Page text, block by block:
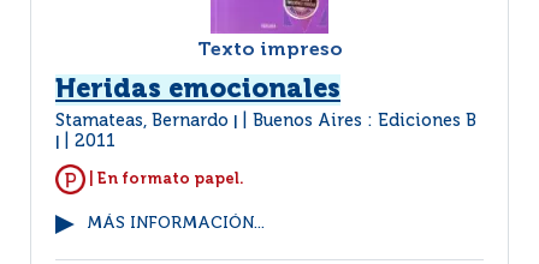
Texto impreso
Heridas emocionales
Stamateas, Bernardo Buenos Aires : Ediciones B
2011
| En formato papel.
MÁS INFORMACIÓN...